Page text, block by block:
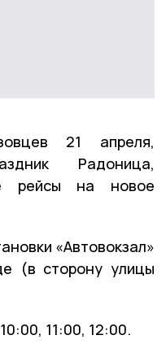
21 апреля,
Радоница,
рейсы на новое
«Автовокзал»
(в сторону улицы
11:00, 12:00.